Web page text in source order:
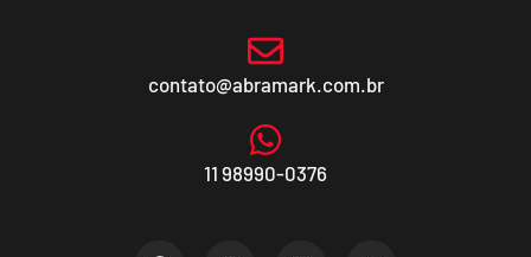
contato@abramark.com.br
11 98990-0376